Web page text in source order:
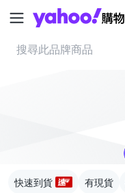
快速到貨 有現貨